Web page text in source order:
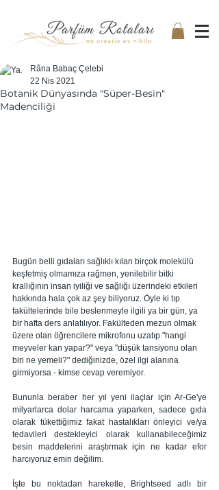
Botanik Dünyasında "Süper-Besin"
Madenciliği
Râna Babaç Çelebi
22 Nis 2021
Bugün belli gıdaları sağlıklı kılan birçok molekülü
keşfetmiş olmamıza rağmen, yenilebilir bitki
krallığının insan iyiliği ve sağlığı üzerindeki etkileri
hakkında hala çok az şey biliyoruz. Öyle ki tıp
fakültelerinde bile beslenmeyle ilgili ya bir gün, ya
bir hafta ders anlatılıyor. Fakülteden mezun olmak
üzere olan öğrencilere mikrofonu uzatıp "hangi
meyveler kan yapar?" veya "düşük tansiyonu olan
biri ne yemeli?" dediğinizde, özel ilgi alanına
girmiyorsa - kimse cevap veremiyor.
Bununla beraber her yıl yeni ilaçlar için Ar-Ge'ye
milyarlarca dolar harcama yaparken, sadece gıda
olarak tükettiğimiz fakat hastalıkları önleyici ve/ya
tedavileri destekleyici olarak kullanabileceğimiz
besin maddelerini araştırmak için ne kadar efor
harcıyoruz emin değilim.
İşte bu noktadan hareketle, Brightseed adlı bir